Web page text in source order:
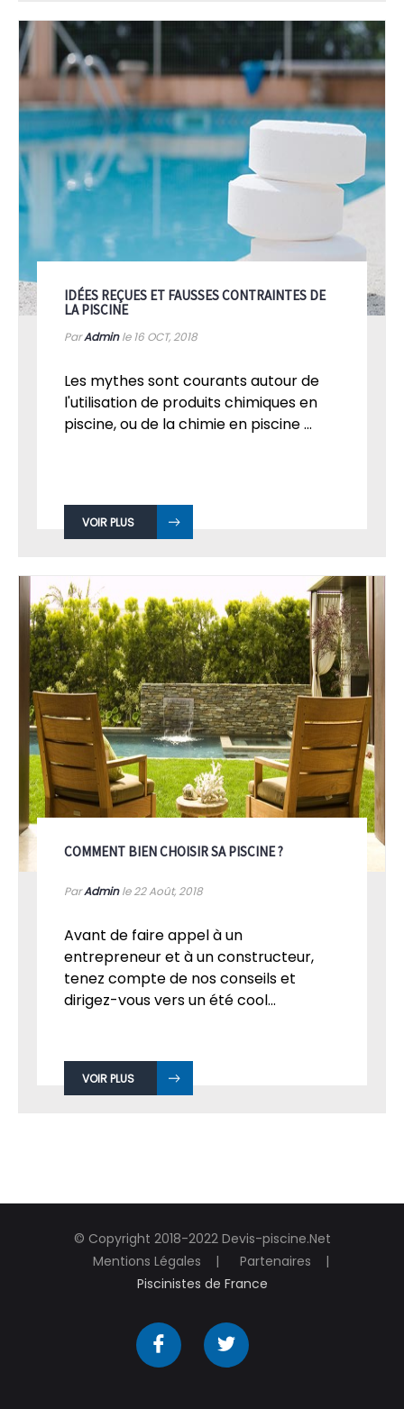
IDÉES REÇUES ET FAUSSES CONTRAINTES DE
LA PISCINE
ParAdminle 16 OCT, 2018
Les mythes sont courants autour de
l'utilisation de produits chimiques en
piscine, ou de la chimie en piscine ...
VOIR PLUS
COMMENT BIEN CHOISIR SA PISCINE ?
ParAdminle 22Août, 2018
Avant de faire appel à un
entrepreneur et à un constructeur,
tenez compte de nos conseils et
dirigez-vous vers un été cool...
VOIR PLUS
© Copyright 2018-2022 Devis-piscine.Net
Mentions Légales
Partenaires
Piscinistes de France